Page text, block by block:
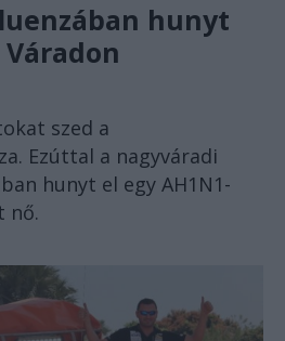
hunyt
szed a
Ezúttal a nagyváradi
hunyt el egy AH1N1-
nő.